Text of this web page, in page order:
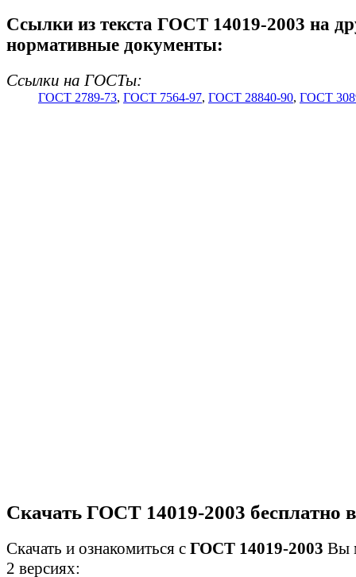
Cсылки из текста ГОСТ 14019-2003 на
нормативные документы:
Ссылки на ГОСТы:
ГОСТ 2789-73, ГОСТ 7564-97, ГОСТ 28840-90, ГОСТ
Скачать ГОСТ 14019-2003 бесплатно
Скачать и ознакомиться с ГОСТ 14019-2003 Вы
2 версиях: